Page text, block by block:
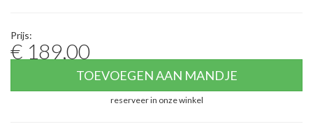
Prijs:
€ 189,00
TOEVOEGEN AAN MANDJE
reserveer in onze winkel